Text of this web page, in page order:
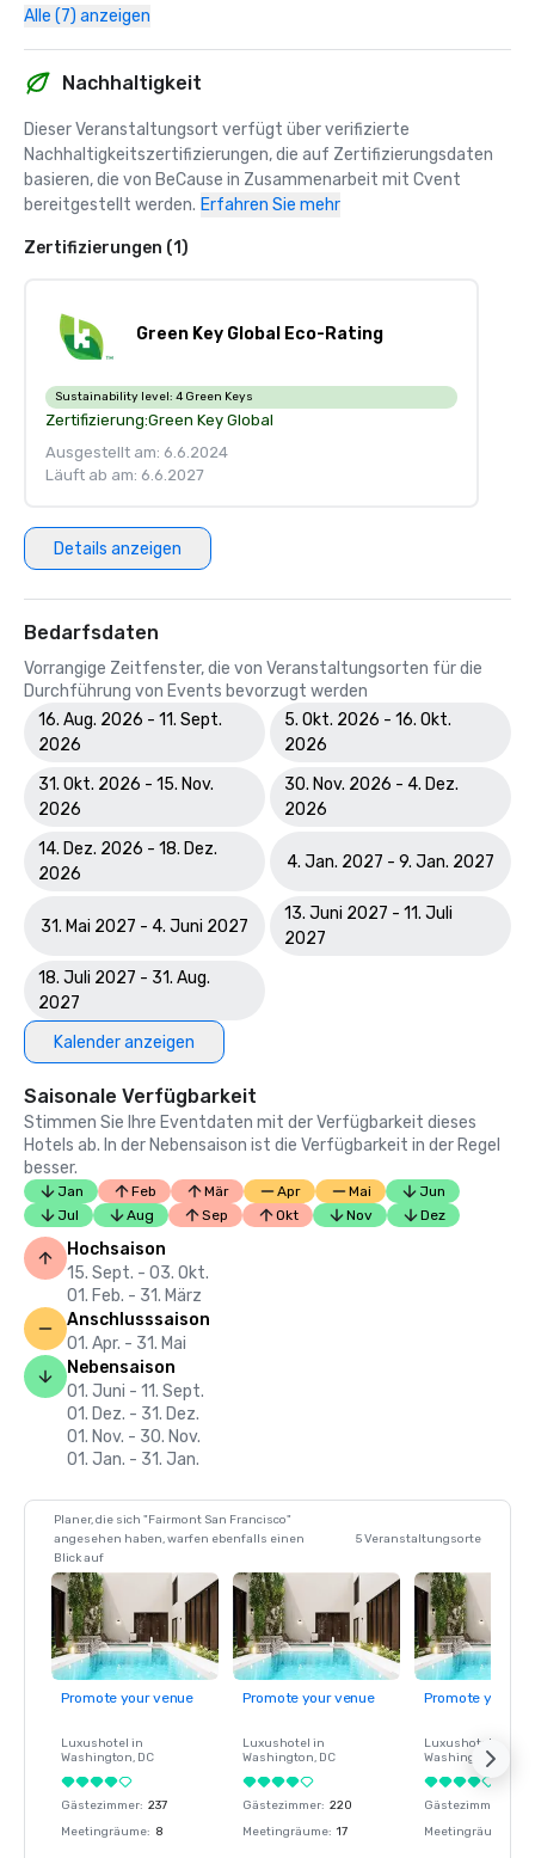
Alle (7) anzeigen
Nachhaltigkeit
Dieser Veranstaltungsort verfügt über verifizierte
Nachhaltigkeitszertifizierungen, die auf Zertifizierungsdaten
basieren, die von BeCause in Zusammenarbeit mit Cvent
bereitgestellt werden. Erfahren Sie mehr
Zertifizierungen (1)
Green Key Global Eco-Rating
Sustainability level: 4 Green Keys
Zertifizierung:Green Key Global
Ausgestellt am: 6.6.2024
Läuft ab am: 6.6.2027
Details anzeigen
Bedarfsdaten
Vorrangige Zeitfenster, die von Veranstaltungsorten für die
Durchführung von Events bevorzugt werden
16. Aug. 2026 - 11. Sept.
2026
5. Okt. 2026 - 16. Okt.
2026
31. Okt. 2026 - 15. Nov.
2026
30. Nov. 2026 - 4. Dez.
2026
14. Dez. 2026 - 18. Dez.
2026
4. Jan. 2027 - 9. Jan. 2027
31. Mai 2027 - 4. Juni 2027
13. Juni 2027 - 11. Juli
2027
18. Juli 2027 - 31. Aug.
2027
Kalender anzeigen
Saisonale Verfügbarkeit
Stimmen Sie Ihre Eventdaten mit der Verfügbarkeit dieses
Hotels ab. In der Nebensaison ist die Verfügbarkeit in der Regel
besser.
Jan Feb Mär Apr Mai
Jun
Jul
Aug Sep Okt Nov Dez
Hochsaison
15. Sept. - 03. Okt.
01. Feb. - 31. März
Anschlusssaison
01. Apr. - 31. Mai
Nebensaison
01. Juni - 11. Sept.
01. Dez. - 31. Dez.
01. Nov. - 30. Nov.
01. Jan. - 31. Jan.
Planer, die sich "Fairmont San Francisco"
angesehen haben, warfen ebenfalls einen
Blick auf
5 Veranstaltungsorte
Promote your venue
Luxushotel in
Washington, DC
Gästezimmer: 237
Meetingräume: 8
Promote your venue
Luxushotel in
Washington, DC
Gästezimmer: 220
Meetingräume: 17
Promote your
Luxushotel in
Washington
Gästezimmer
Meetingräume